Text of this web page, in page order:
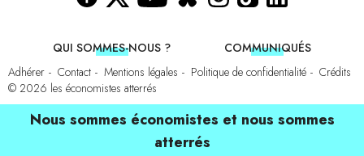
QUI SOMMES-NOUS ?
COMMUNIQUÉS
Adhérer
Contact Mentions légales Politique de confidentialité
Crédits
© 2026 les économistes atterrés
Nous sommes économistes et nous sommes
atterrés